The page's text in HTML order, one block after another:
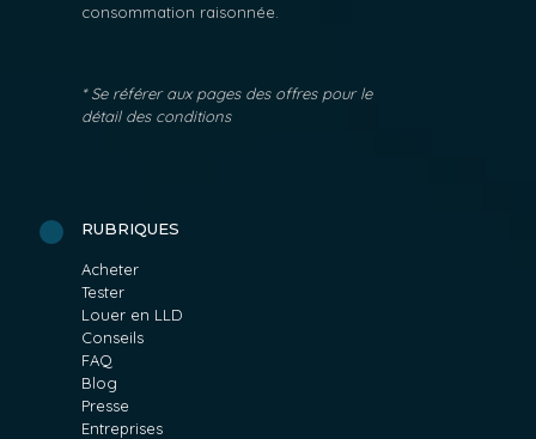
consommation raisonnée.
* Se référer aux pages des offres pour le
détail des conditions
RUBRIQUES
Acheter
Tester
Louer en LLD
Conseils
FAQ
Blog
Presse
Entreprises